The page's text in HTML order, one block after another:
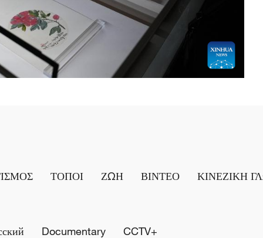
ΤΟΠΟΙ ΖΩΗ ΒΙΝΤΕΟ ΚΙΝΕΖΙΚΗ
Documentary CCTV+